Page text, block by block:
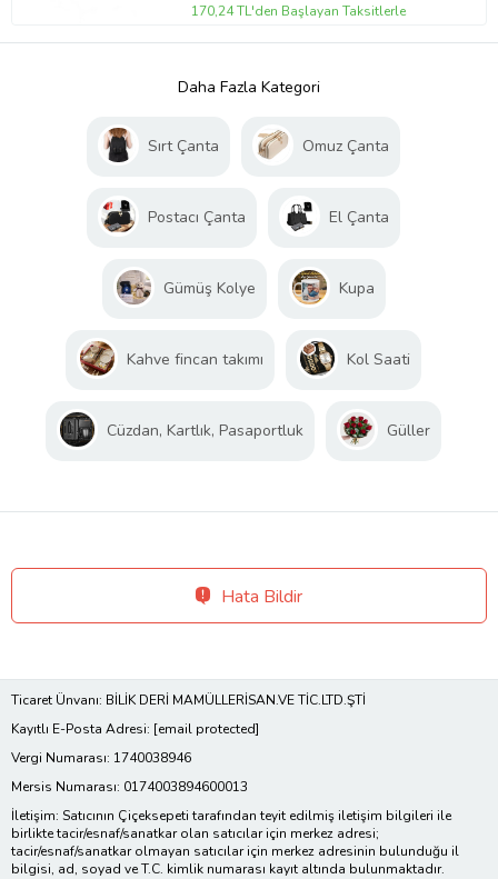
170,24 TL'den Başlayan Taksitlerle
Daha Fazla Kategori
Sırt Çanta Omuz Çanta
Postacı Çanta El Çanta
Gümüş Kolye Kupa
Kahve fincan takımı Kol Saati
Cüzdan, Kartlık, Pasaportluk Güller
Hata Bildir
Ticaret Ünvanı: BİLİK DERİ MAMÜLLERİSAN.VE TİC.LTD.ŞTİ
Kayıtlı E-Posta Adresi: [email protected]
Vergi Numarası: 1740038946
Mersis Numarası: 0174003894600013
İletişim: Satıcının Çiçeksepeti tarafından teyit edilmiş iletişim bilgileri ile
birlikte tacir/esnaf/sanatkar olan satıcılar için merkez adresi;
tacir/esnaf/sanatkar olmayan satıcılar için merkez adresinin bulunduğu il
bilgisi, ad, soyad ve T.C. kimlik numarası kayıt altında bulunmaktadır.